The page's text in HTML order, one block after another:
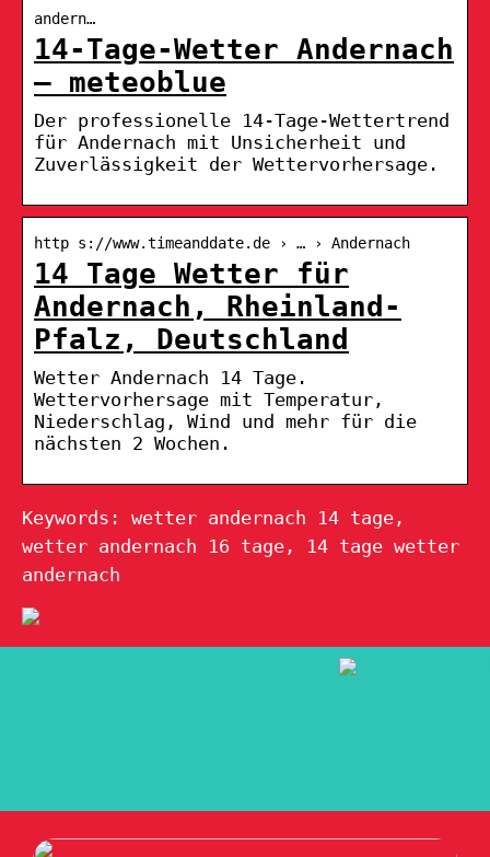
andern…
14-Tage-Wetter Andernach
– meteoblue
Der professionelle 14-Tage-Wettertrend
für Andernach mit Unsicherheit und
Zuverlässigkeit der Wettervorhersage.
http s://www.timeanddate.de › … › Andernach
14 Tage Wetter für
Andernach, Rheinland-
Pfalz, Deutschland
Wetter Andernach 14 Tage.
Wettervorhersage mit Temperatur,
Niederschlag, Wind und mehr für die
nächsten 2 Wochen.
Keywords: wetter andernach 14 tage,
wetter andernach 16 tage, 14 tage wetter
andernach